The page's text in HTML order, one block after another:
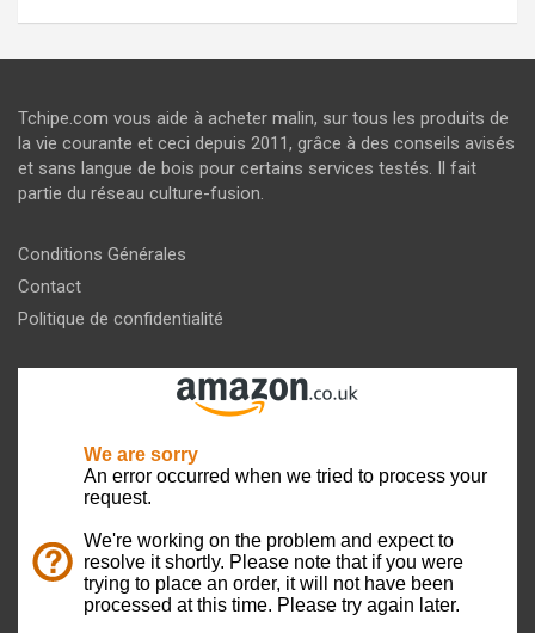
Tchipe.com vous aide à acheter malin, sur tous les produits de
la vie courante et ceci depuis 2011, grâce à des conseils avisés
et sans langue de bois pour certains services testés. Il fait
partie du réseau culture-fusion.
Conditions Générales
Contact
Politique de confidentialité